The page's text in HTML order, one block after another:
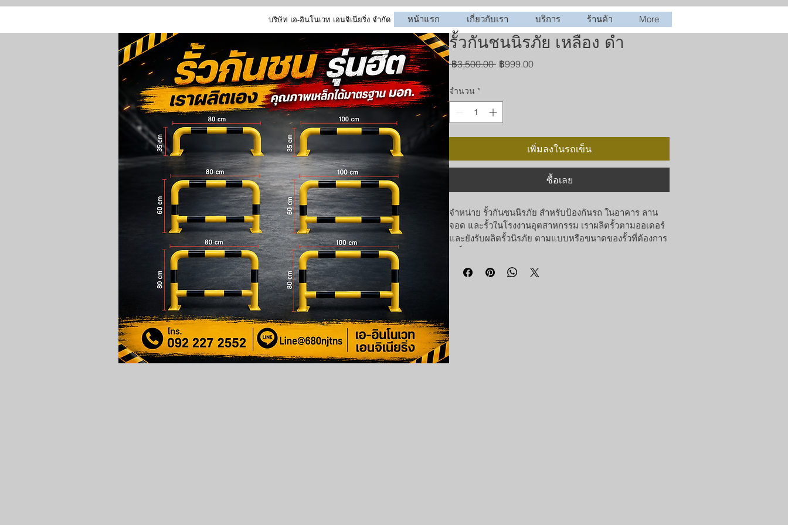
บริษัท เอ-อินโนเวท เอนจิเนียริ่ง จำกัด หน้าแรก เกี่ยวกับเรา บริการ ร้านค้า More
รั้วกันชนนิรภัย เหลือง ดำ
฿3,500.00 ราคา
฿999.00ราคา
จำนวน *
เพิ่มลงในรถเข็น
ซื้อเลย
จำหน่าย รั้วกันชนนิรภัย สำหรับป้องกันรถ ในอาคาร ลาน
จอด และรั้วในโรงงานอุตสาหกรรม เราผลิตรั้วตามออเดอร์
และยังรับผลิตรั้วนิรภัย ตามแบบหรือขนาดของรั้วที่ต้องการ